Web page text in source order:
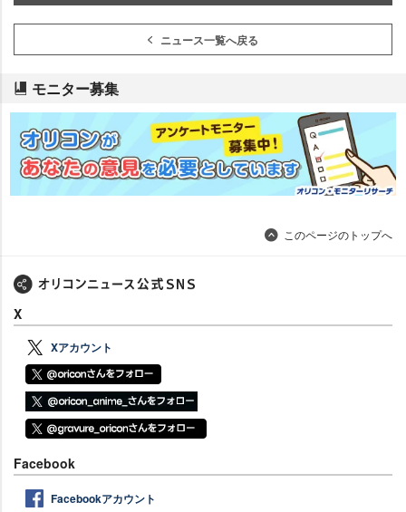
ニュース一覧へ戻る
モニター募集
このページのトップへ
X
Xアカウント
Facebook
Facebookアカウント